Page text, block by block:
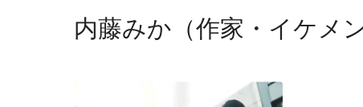
内藤みか（作家・イケメ